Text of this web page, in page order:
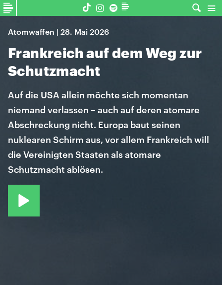
Atomwaffen | 28. Mai 2026
Frankreich auf dem Weg zur
Schutzmacht
Auf die USA allein möchte sich momentan
niemand verlassen – auch auf deren atomare
Abschreckung nicht. Europa baut seinen
nuklearen Schirm aus, vor allem Frankreich will
die Vereinigten Staaten als atomare
Schutzmacht ablösen.